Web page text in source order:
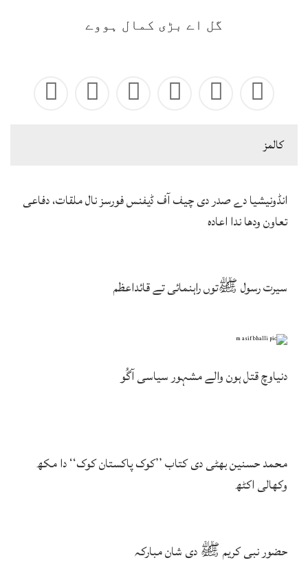
گل اے بڑی کمال ہووے
كالمز
انڈونیشیا دے صدر دی چیف آف ڈیفنس فورسز نال ملقات، دفاعی
تعاون ودھا ندا اعادہ
سیرت رسول ﷺتوں راہنمائی تے قائداعظم
دنیاوچ قتل ہون والے مشہور سیاسی آگُو
محمد حسنین بھٹی دی کتاب ’’کوک پاکستان کوک‘‘ دا مکھ
وکھالی اکٹھ
حضور نبی کریم ﷺ دی شان مبارکہ